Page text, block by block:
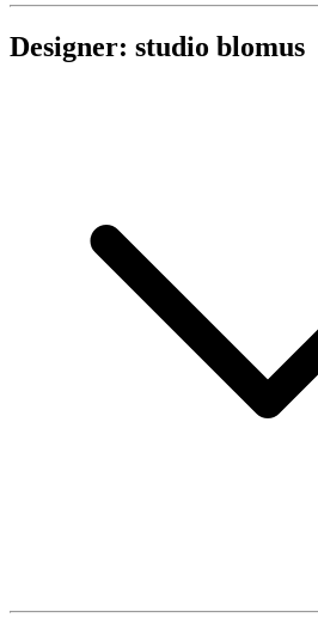
Designer: studio blomus